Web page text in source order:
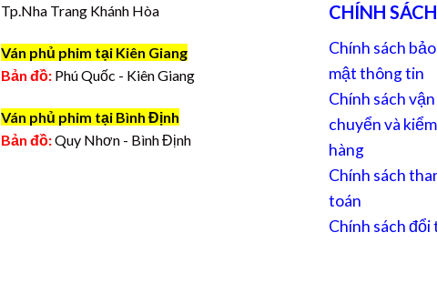
Tp.Nha Trang Khánh Hòa
Ván phủ phim tại Kiên Giang
Bản đồ: Phú Quốc - Kiên Giang
Ván phủ phim tại Bình Định
Bản đồ:Quy Nhơn - Bình Định
CHÍNH SÁCH
Chính sách bảo
mật thông tin
Chính sách vận
chuyển và
hàng
Chính sách
toán
Chính sách đổi